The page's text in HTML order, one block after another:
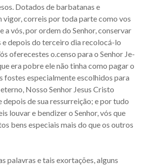
et sociorum eius - Capítulo 62
et sociorum eius - Capítulo 63
et sociorum eius - Capítulo 64
et sociorum eius - Capítulo 65
et sociorum eius - Capítulo 66
et sociorum eius - Capítulo 67
et sociorum eius - Capítulo 68
et sociorum eius - Capítulo 7
et sociorum eius - Capítulo 8
Dotados de barbatanas e
vigor, correis por toda parte como vos
a vós, por ordem do Senhor, conservar
e depois do terceiro dia re­colocá-lo
oferecestes o.censo para o Senhor Je­
era pobre ele não tinha como pagar o
fostes especialmente escolhidos para
Nosso Senhor Jesus Cristo
depois de sua ressurreição; e por tudo
louvar e bendi­zer o Senhor, vós que
bens especiais mais do que os outros
palavras e tais exortações, alguns